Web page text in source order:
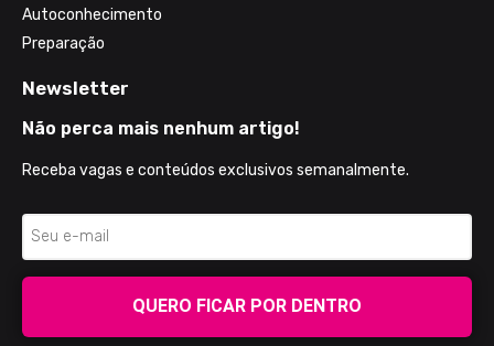
Autoconhecimento
Preparação
Newsletter
Não perca mais nenhum artigo!
Receba vagas e conteúdos exclusivos semanalmente.
QUERO FICAR POR DENTRO